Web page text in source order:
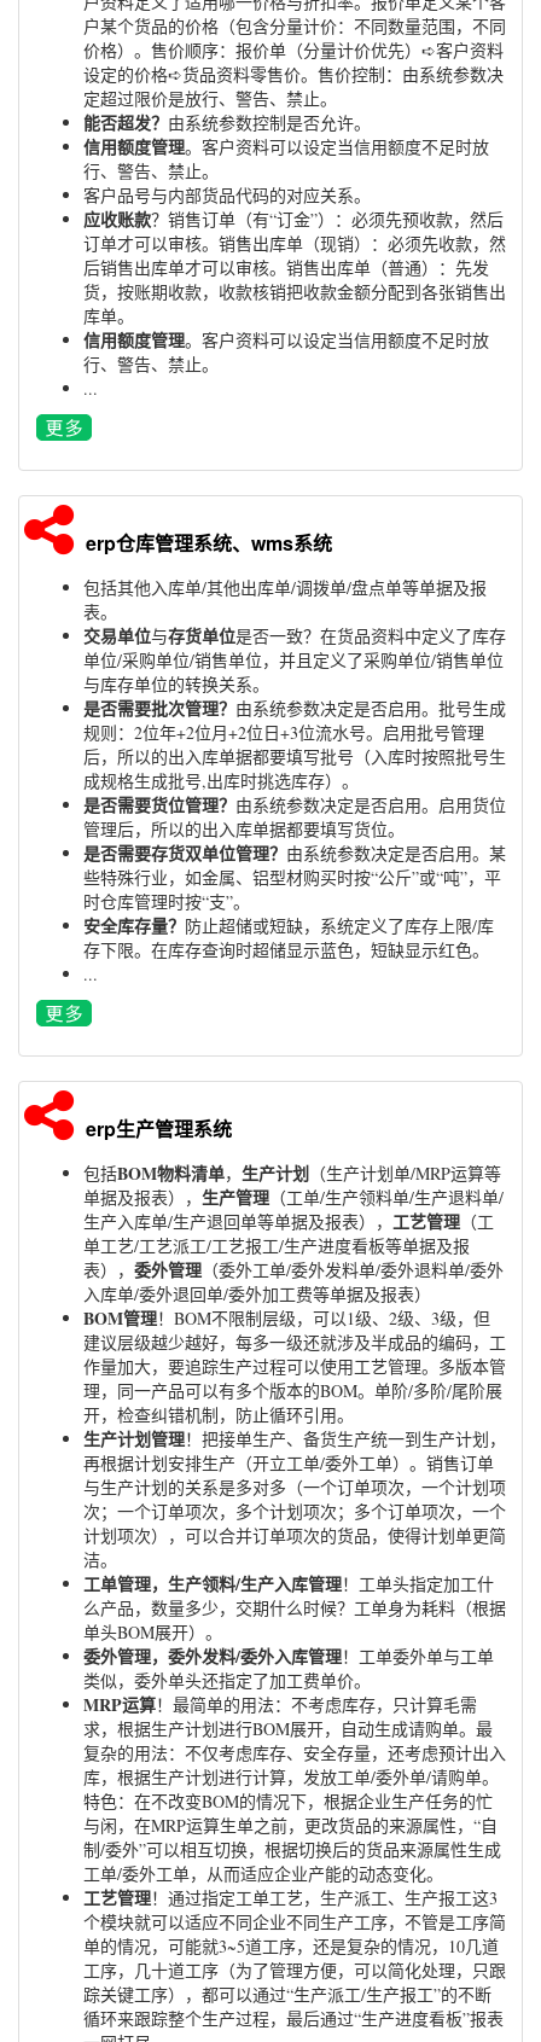
户某个货品的价格（包含分量计价：不同数量范围，不同
价格）。售价顺序：报价单（分量计价优先）➪客户资料
设定的价格➪货品资料零售价。售价控制：由系统参数决
定超过限价是放行、警告、禁止。
能否超发？ 由系统参数控制是否允许。
信用额度管理。客户资料可以设定当信用额度不足时放
行、警告、禁止。
客户品号与内部货品代码的对应关系。
应收账款？销售订单（有“订金”）：必须先预收款，然后
订单才可以审核。销售出库单（现销）：必须先收款，然
后销售出库单才可以审核。销售出库单（普通）：先发
货，按账期收款，收款核销把收款金额分配到各张销售出
库单。
信用额度管理。客户资料可以设定当信用额度不足时放
行、警告、禁止。
...
erp仓库管理系统、wms系统
包括其他入库单/其他出库单/调拨单/盘点单等单据及报
表。
交易单位与存货单位是否一致？在货品资料中定义了库存
单位/采购单位/销售单位，并且定义了采购单位/销售单位
与库存单位的转换关系。
是否需要批次管理？ 由系统参数决定是否启用。批号生成
规则：2位年+2位月+2位日+3位流水号。启用批号管理
后，所以的出入库单据都要填写批号（入库时按照批号生
成规格生成批号,出库时挑选库存）。
是否需要货位管理？ 由系统参数决定是否启用。启用货位
管理后，所以的出入库单据都要填写货位。
是否需要存货双单位管理？ 由系统参数决定是否启用。某
些特殊行业，如金属、铝型材购买时按“公斤”或“吨”，平
时仓库管理时按“支”。
安全库存量？ 防止超储或短缺，系统定义了库存上限/库
存下限。在库存查询时超储显示蓝色，短缺显示红色。
...
erp生产管理系统
包括BOM物料清单， 生产计划 （生产计划单/MRP运算等
单据及报表）， 生产管理 （工单/生产领料单/生产退料单/
生产入库单/生产退回单等单据及报表）， 工艺管理 （工
单工艺/工艺派工/工艺报工/生产进度看板等单据及报
表）， 委外管理 （委外工单/委外发料单/委外退料单/委外
入库单/委外退回单/委外加工费等单据及报表）
BOM管理！BOM不限制层级，可以1级、2级、3级，但
建议层级越少越好，每多一级还就涉及半成品的编码，工
作量加大，要追踪生产过程可以使用工艺管理。多版本管
理，同一产品可以有多个版本的BOM。单阶/多阶/尾阶展
开，检查纠错机制，防止循环引用。
生产计划管理！把接单生产、备货生产统一到生产计划，
再根据计划安排生产（开立工单/委外工单）。销售订单
与生产计划的关系是多对多（一个订单项次，一个计划项
次；一个订单项次，多个计划项次；多个订单项次，一个
计划项次），可以合并订单项次的货品，使得计划单更简
洁。
工单管理，生产领料/生产入库管理！工单头指定加工什
么产品，数量多少，交期什么时候？工单身为耗料（根据
单头BOM展开）。
委外管理，委外发料/委外入库管理！工单委外单与工单
类似，委外单头还指定了加工费单价。
MRP运算！最简单的用法：不考虑库存，只计算毛需
求，根据生产计划进行BOM展开，自动生成请购单。最
复杂的用法：不仅考虑库存、安全存量，还考虑预计出入
库，根据生产计划进行计算，发放工单/委外单/请购单。
特色：在不改变BOM的情况下，根据企业生产任务的忙
与闲，在MRP运算生单之前，更改货品的来源属性，“自
制/委外”可以相互切换，根据切换后的货品来源属性生成
工单/委外工单，从而适应企业产能的动态变化。
工艺管理！通过指定工单工艺，生产派工、生产报工这3
个模块就可以适应不同企业不同生产工序，不管是工序简
单的情况，可能就3~5道工序，还是复杂的情况，10几道
工序，几十道工序（为了管理方便，可以简化处理，只跟
踪关键工序），都可以通过“生产派工/生产报工”的不断
循环来跟踪整个生产过程，最后通过“生产进度看板”报表